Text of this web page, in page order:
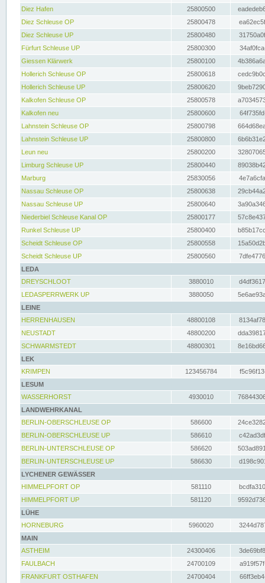
Diez Hafen
25800500
Diez Schleuse OP
25800478
Diez Schleuse UP
25800480
Fürfurt Schleuse UP
25800300
Giessen Klärwerk
25800100
Hollerich Schleuse OP
25800618
Hollerich Schleuse UP
25800620
Kalkofen Schleuse OP
25800578
Kalkofen neu
25800600
Lahnstein Schleuse OP
25800798
Lahnstein Schleuse UP
25800800
Leun neu
25800200
Limburg Schleuse UP
25800440
Marburg
25830056
Nassau Schleuse OP
25800638
Nassau Schleuse UP
25800640
Niederbiel Schleuse Kanal OP
25800177
Runkel Schleuse UP
25800400
Scheidt Schleuse OP
25800558
Scheidt Schleuse UP
25800560
LEDA
DREYSCHLOOT
3880010
LEDASPERRWERK UP
3880050
LEINE
HERRENHAUSEN
48800108
NEUSTADT
48800200
SCHWARMSTEDT
48800301
LEK
KRIMPEN
123456784
LESUM
WASSERHORST
4930010
LANDWEHRKANAL
BERLIN-OBERSCHLEUSE OP
586600
BERLIN-OBERSCHLEUSE UP
586610
BERLIN-UNTERSCHLEUSE OP
586620
BERLIN-UNTERSCHLEUSE UP
586630
LYCHENER GEWÄSSER
HIMMELPFORT OP
581110
HIMMELPFORT UP
581120
LÜHE
HORNEBURG
5960020
MAIN
ASTHEIM
24300406
FAULBACH
24700109
FRANKFURT OSTHAFEN
24700404